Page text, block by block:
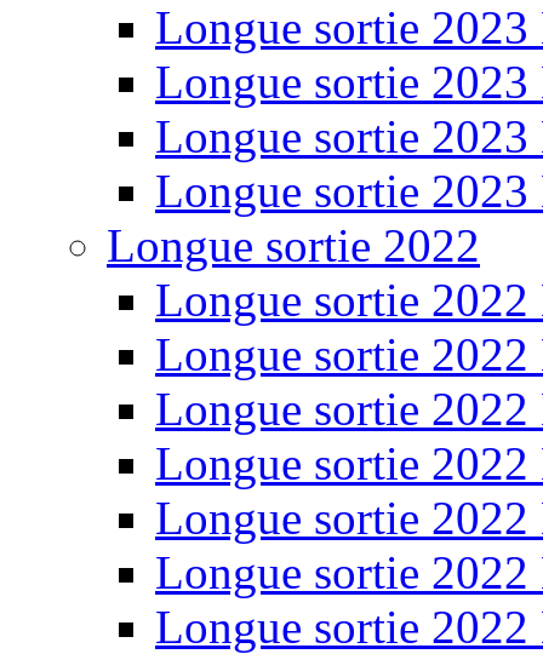
Longue sortie 2023
Longue sortie 2023
Longue sortie 2023
Longue sortie 2023
Longue sortie 2022
Longue sortie 2022
Longue sortie 2022
Longue sortie 2022
Longue sortie 2022
Longue sortie 2022
Longue sortie 2022
Longue sortie 2022